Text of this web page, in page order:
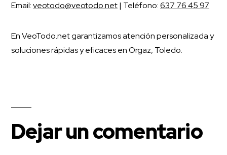
Email:veotodo@veotodo.net| Teléfono:637 76 45 97
En VeoTodo.net garantizamos atención personalizada y
soluciones rápidas y eficaces en Orgaz, Toledo.
Dejar un comentario